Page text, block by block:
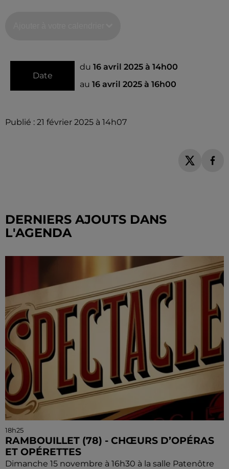
Date
du 16 avril 2025 à 14h00
au 16 avril 2025 à 16h00
Publié : 21 février 2025 à 14h07
DERNIERS AJOUTS DANS
L'AGENDA
18h25
RAMBOUILLET (78) - CHŒURS D’OPÉRAS
ET OPÉRETTES
Dimanche 15 novembre à 16h30 à la salle Patenôtre